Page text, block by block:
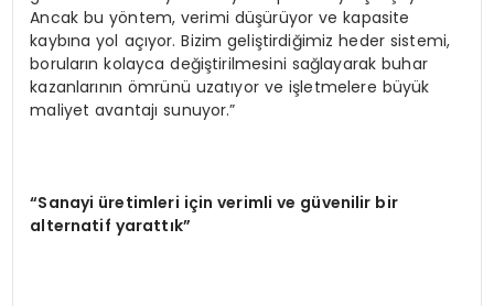
Ancak bu yöntem, verimi düşürüyor ve kapasite
kaybına yol açıyor. Bizim geliştirdiğimiz heder sistemi,
boruların kolayca değiştirilmesini sağlayarak buhar
kazanlarının ömrünü uzatıyor ve işletmelere büyük
maliyet avantajı sunuyor.”
“Sanayi üretimleri için verimli ve güvenilir bir
alternatif yarattık”